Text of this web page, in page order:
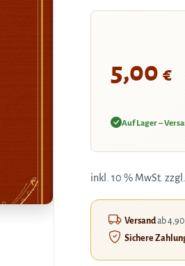
5,00 €
Auf Lager –
inkl. 10 % MwSt. zzgl.
Versandab 4,90
Sichere